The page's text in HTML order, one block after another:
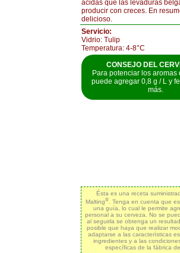
ácidas que las levaduras
producir con creces. En
delicioso.
Servicio:
Vidrio: Tulip
Temperatura: 4-8°C
CONSEJO DEL
Para potenciar los aromas
puede agregar 0,8 g / L y
más.
Ésta es una receta
Malting®. Tenga en cuenta que
una guía, lo cual le permite
personal a su cerveza. No se
al seguirla se obtenga un
posible que haya que realizar
adaptarse a las características
ingredientes y a las
específicas de la fábrica